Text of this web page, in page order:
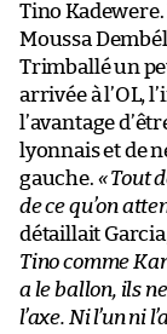
Tino Kadewere.
Moussa
Trimballé un
arrivée à l’OL,
l’avantage
lyonnais et de
gauche. « Tout
de ce qu’on
détaillait
Tino comme
a le ballon, ils
l’axe. Ni l’un ni